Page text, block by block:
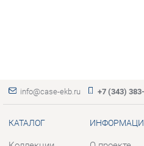
КАТАЛОГ
Коллекции
ИНФОРМАЦИЯ
О проекте